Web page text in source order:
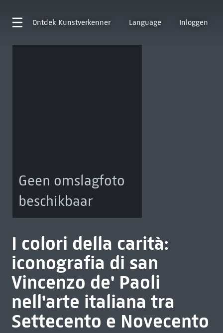
Ontdek Kunstverkenner Language Inloggen
Geen omslagfoto
beschikbaar
I colori della carità:
iconografia di san
Vincenzo de' Paoli
nell'arte italiana tra
Settecento e Novecento